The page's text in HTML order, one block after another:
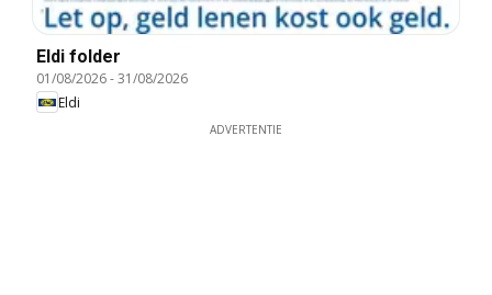
Eldi folder
01/08/2026-31/08/2026
Eldi
ADVERTENTIE